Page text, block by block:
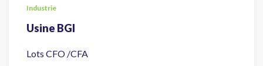
Industrie
Usine BGI
Lots CFO /CFA